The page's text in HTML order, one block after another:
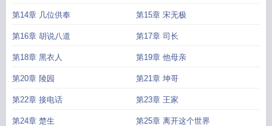
第14章 几位供奉 第15章 宋无极
第16章 胡说八道 第17章 司长
第18章 黑衣人 第19章 他母亲
第20章 陵园 第21章 坤哥
第22章 接电话 第23章 王家
第24章 楚生 第25章 离开这个世界